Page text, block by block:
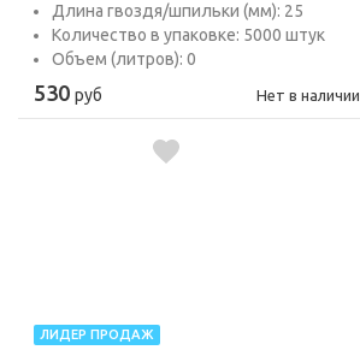
Длина гвоздя/шпильки (мм): 25
Количество в упаковке: 5000 штук
Объем (литров): 0
530 руб Нет в наличии
ЛИДЕР ПРОДАЖ